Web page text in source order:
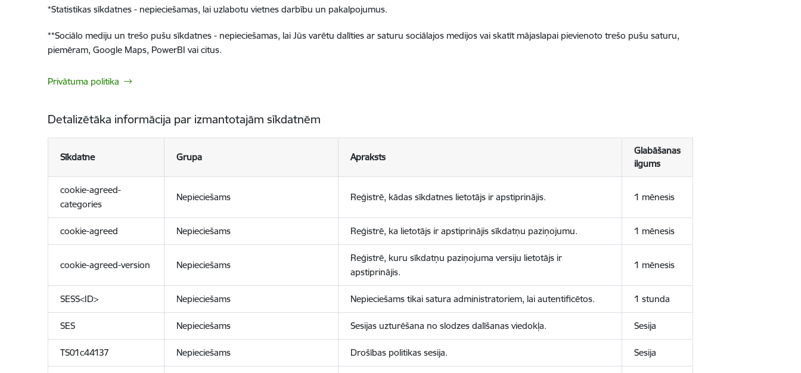
*Statistikas sīkdatnes - nepieciešamas, lai uzlabotu vietnes darbību un pakalpojumus.
**Sociālo mediju un trešo pušu sīkdatnes - nepieciešamas, lai Jūs varētu dalīties ar saturu sociālajos medijos vai skatīt mājaslapai pievienoto trešo pušu saturu,
piemēram, Google Maps, PowerBI vai citus.
Privātuma politika
Detalizētāka informācija par izmantotajām sīkdatnēm
Sīkdatne Grupa Apraksts
Glabāšanas
ilgums
cookie-agreed-
categories
Nepieciešams Reģistrē, kādas sīkdatnes lietotājs ir apstiprinājis. 1 mēnesis
cookie-agreed Nepieciešams Reģistrē, ka lietotājs ir apstiprinājis sīkdatņu paziņojumu. 1 mēnesis
cookie-agreed-version Nepieciešams
Reģistrē, kuru sīkdatņu paziņojuma versiju lietotājs ir
apstiprinājis.
1 mēnesis
SESS<ID> Nepieciešams Nepieciešams tikai satura administratoriem, lai autentificētos. 1 stunda
SES Nepieciešams Sesijas uzturēšana no slodzes dalīšanas viedokļa. Sesija
TS01c44137 Nepieciešams Drošības politikas sesija. Sesija